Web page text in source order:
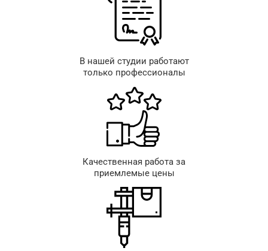
В нашей студии работают
только профессионалы
Качественная работа за
приемлемые цены